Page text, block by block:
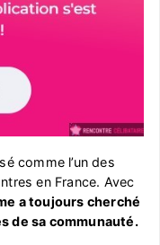
comme l’un des
en France. Avec
a toujours cherché
de sa communauté.